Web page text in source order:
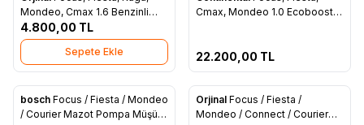
Favorilere Ekle
Mondeo, Cmax 1.6 Benzinli
Vanoslu Emme Eksantrik Dişlisi
Orjinal (DS7G 6C524 AA)
4.800,00 TL
Sepete Ekle
Favorilere Ekle
Cmax, Mondeo 1.0 Ecoboost
22.200,00 TL
Favorilere Ekle
bosch Focus / Fiesta / Mondeo
/ Courier Mazot Pompa Müşürü
Favorilere Ekle
Tükendi
Orjinal Focus / Fiesta /
Mondeo / Connect / Courier